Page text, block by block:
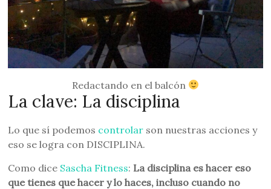
Redactando en el balcón
La clave: La disciplina
Lo que sí podemos controlar son nuestras acciones y
eso se logra con DISCIPLINA.
Como dice Sascha Fitness: La disciplina es hacer eso
que tienes que hacer y lo haces, incluso cuando no